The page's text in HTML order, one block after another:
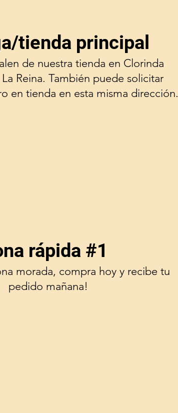
tienda principal
de nuestra tienda en Clorinda
Reina. También puede solicitar
en tienda en esta misma dirección.
rápida #1
morada, compra hoy y recibe tu
pedido mañana!